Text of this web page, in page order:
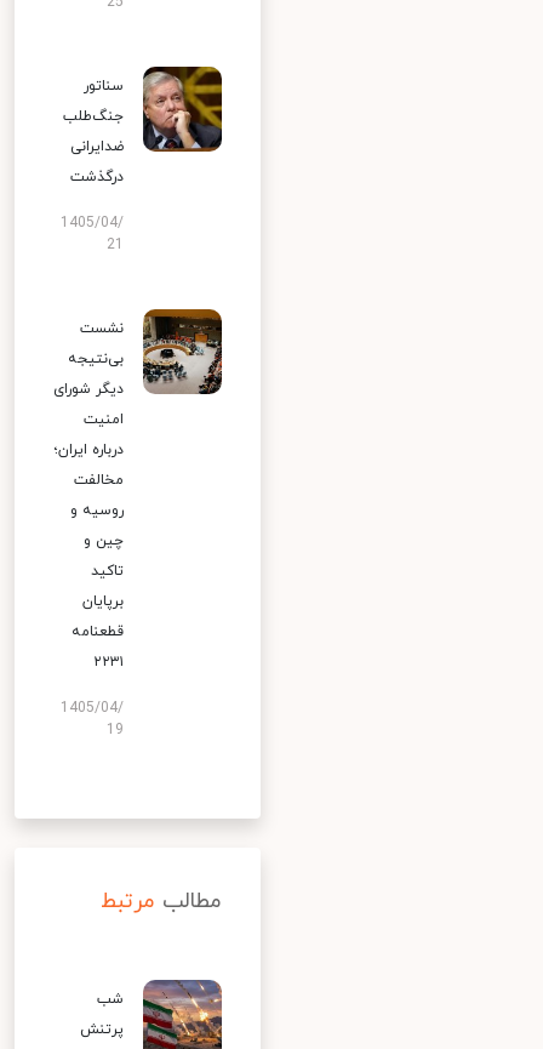
سناتور
جنگ‌طلب
ضدایرانی
درگذشت
1405/04/
نشست
بی‌نتیجه
دیگر شورای
امنیت
درباره ایران؛
مخالفت
روسیه و
چین و
تاکید
برپایان
قطعنامه
۲۲۳۱
1405/04/
19
مطالب مرتبط
شب
پرتنش